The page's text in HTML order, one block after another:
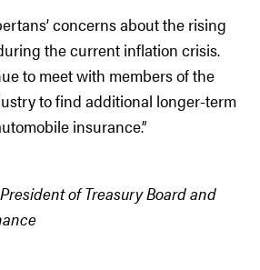
concerns about the rising
the current inflation crisis.
to meet with members of the
to find additional longer-term
insurance.”
of Treasury Board and